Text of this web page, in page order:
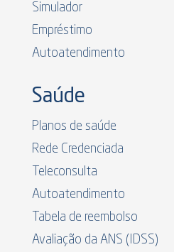
Simulador
Empréstimo
Autoatendimento
Saúde
Planos de saúde
Rede Credenciada
Teleconsulta
Autoatendimento
Tabela de reembolso
Avaliação da ANS (IDSS)